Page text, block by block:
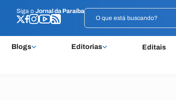
Siga o Jornal da Paraíba
Blogs Editorias Editais
Siga o Jornal da Paraíba